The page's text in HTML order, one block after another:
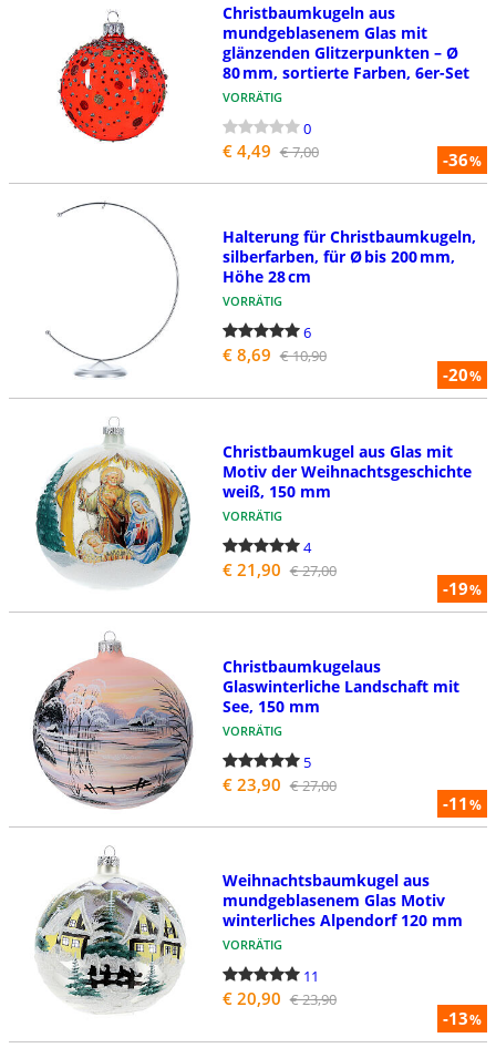
-36%
Christbaumkugeln aus
mundgeblasenem Glas mit
glänzenden Glitzerpunkten – Ø
80 mm, sortierte Farben, 6er-Set
VORRÄTIG
0
€ 4,49 € 7,00
-20%
Halterung für Christbaumkugeln,
silberfarben, für Ø bis 200 mm,
Höhe 28 cm
VORRÄTIG
6
€ 8,69 € 10,90
-19%
Christbaumkugel aus Glas mit
Motiv der Weihnachtsgeschichte
weiß, 150 mm
VORRÄTIG
4
€ 21,90 € 27,00
-11%
Christbaumkugelaus
Glaswinterliche Landschaft mit
See, 150 mm
VORRÄTIG
5
€ 23,90 € 27,00
-13%
Weihnachtsbaumkugel aus
mundgeblasenem Glas Motiv
winterliches Alpendorf 120 mm
VORRÄTIG
11
€ 20,90 € 23,90